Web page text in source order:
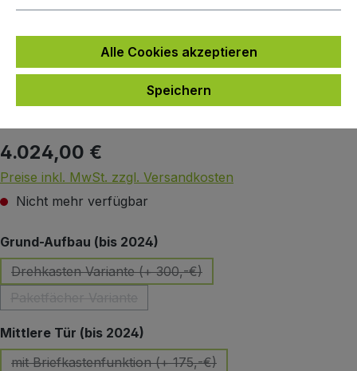
Regulärer Preis:
4.024,00 €
Preise inkl. MwSt. zzgl. Versandkosten
Nicht mehr verfügbar
Grund-Aufbau (bis 2024)
Drehkasten Variante (+ 300,-€)
(Diese Option ist zurzeit nicht verfügbar.)
(Diese Option ist zurzeit nicht verfügbar.)
Mittlere Tür (bis 2024)
mit Briefkastenfunktion (+ 175,-€)
Alle Cookies akzeptieren
Speichern